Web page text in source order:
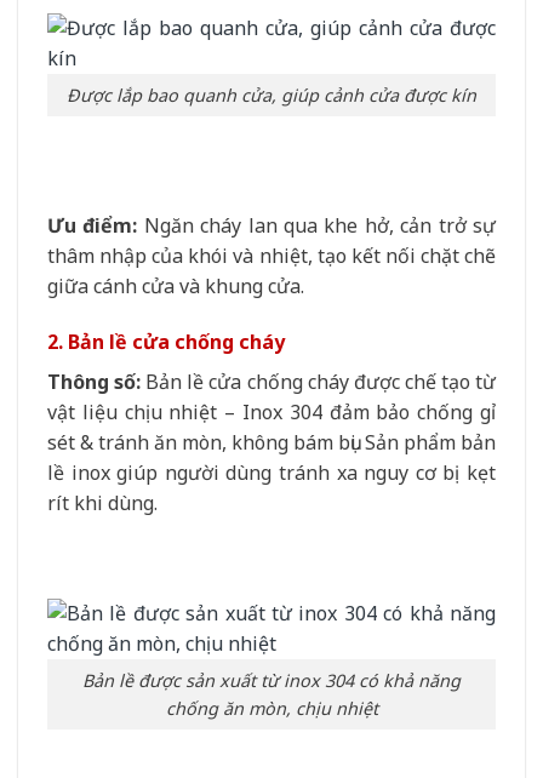
Được lắp bao quanh cửa, giúp cảnh cửa được kín
Ưu điểm: Ngăn cháy lan qua khe hở, cản trở sự
thâm nhập của khói và nhiệt, tạo kết nối chặt chẽ
giữa cánh cửa và khung cửa.
2. Bản lề cửa chống cháy
Thông số: Bản lề cửa chống cháy được chế tạo từ
vật liệu chịu nhiệt – Inox 304 đảm bảo chống gỉ
sét & tránh ăn mòn, không bám bụi. Sản phẩm bản
lề inox giúp người dùng tránh xa nguy cơ bị kẹt
rít khi dùng.
Bản lề được sản xuất từ inox 304 có khả năng
chống ăn mòn, chịu nhiệt